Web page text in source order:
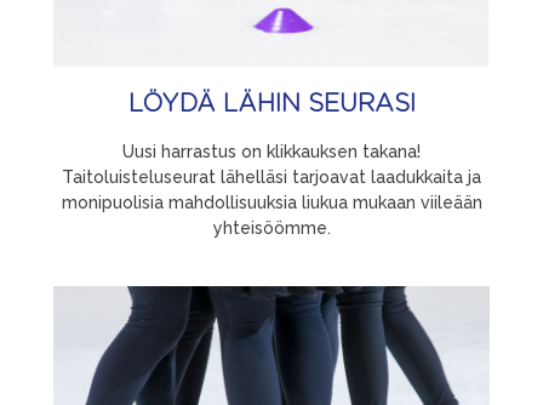
LÖYDÄ LÄHIN SEURASI
Uusi harrastus on klikkauksen takana!
Taitoluisteluseurat lähelläsi tarjoavat laadukkaita ja
monipuolisia mahdollisuuksia liukua mukaan viileään
yhteisöömme.